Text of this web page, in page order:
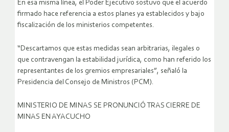
En esa misma línea, el Poder Ejecutivo sostuvo que el acuerdo
firmado hace referencia a estos planes ya establecidos y bajo
fiscalización de los ministerios competentes.
“Descartamos que estas medidas sean arbitrarias, ilegales o
que contravengan la estabilidad jurídica, como han referido los
representantes de los gremios empresariales”, señaló la
Presidencia del Consejo de Ministros (PCM).
MINISTERIO DE MINAS SE PRONUNCIÓ TRAS CIERRE DE
MINAS EN AYACUCHO